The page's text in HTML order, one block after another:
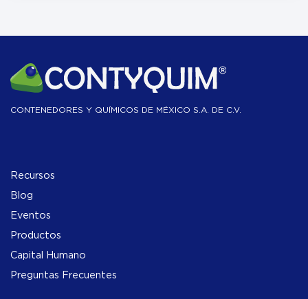
CONTENEDORES Y QUÍMICOS DE MÉXICO S.A. DE C.V.
Recursos
Blog
Eventos
Productos
Capital Humano
Preguntas Frecuentes